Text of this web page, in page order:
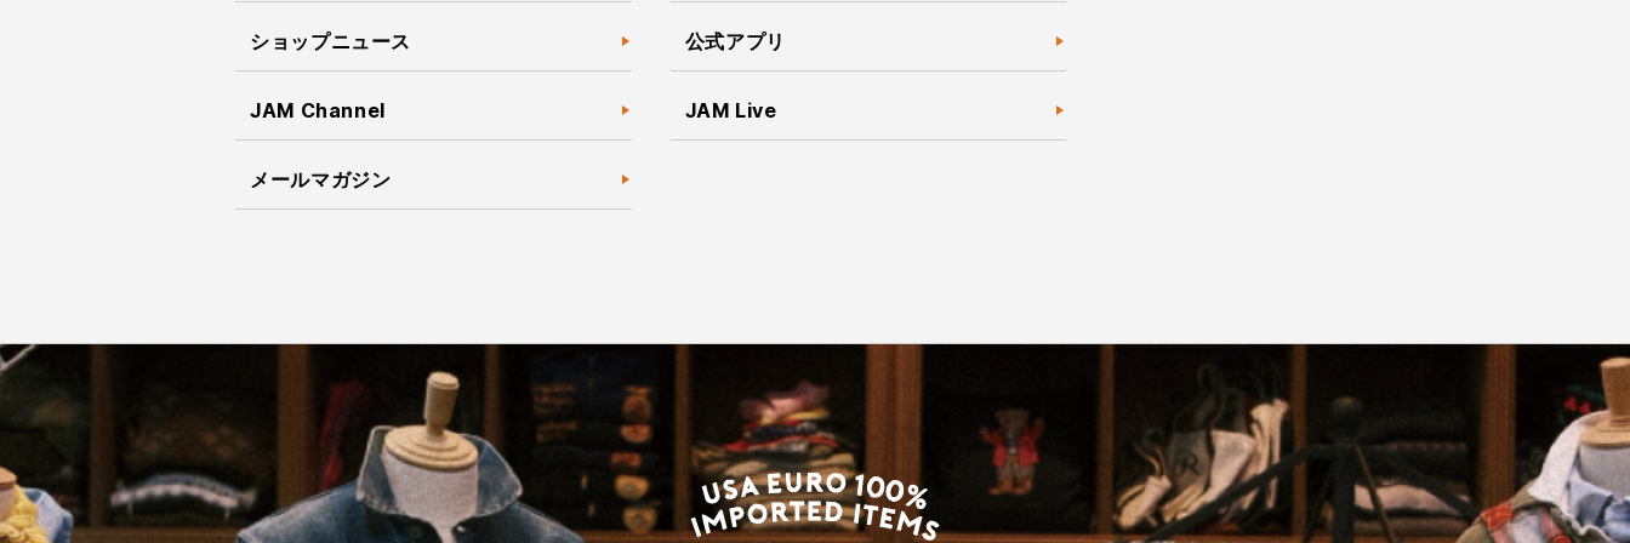
ショップニュース 公式アプリ
JAM Channel JAM Live
メールマガジン